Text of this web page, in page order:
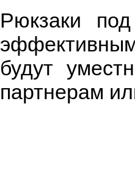
Рюкзаки
будут
партнерам